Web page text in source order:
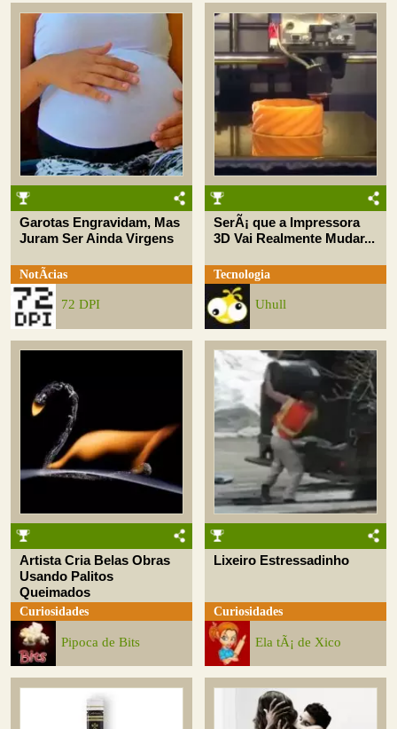
Garotas Engravidam, Mas
Juram Ser Ainda Virgens
NotÃ­cias
72 DPI
SerÃ¡ que a Impressora
3D Vai Realmente Mudar...
Tecnologia
Uhull
Artista Cria Belas Obras
Usando Palitos
Queimados
Curiosidades
Pipoca de Bits
Lixeiro Estressadinho
Curiosidades
Ela tÃ¡ de Xico